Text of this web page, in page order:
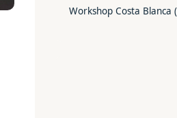
Workshop Costa Blanca